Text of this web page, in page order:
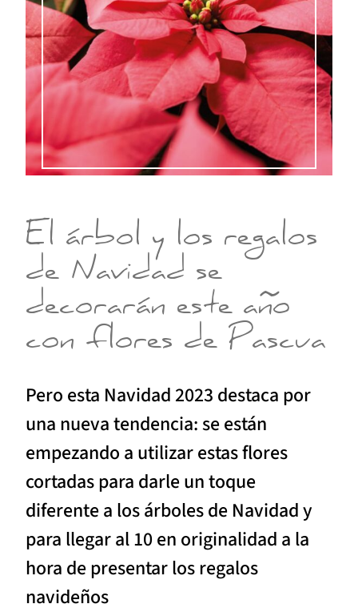
El árbol y los regalos
de Navidad se
decorarán este año
con flores de Pascua
Pero esta Navidad 2023 destaca por
una nueva tendencia: se están
empezando a utilizar estas flores
cortadas para darle un toque
diferente a los árboles de Navidad y
para llegar al 10 en originalidad a la
hora de presentar los regalos
navideños